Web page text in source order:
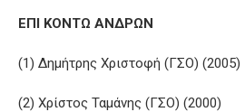
ΕΠΙ ΚΟΝΤΩ ΑΝΔΡΩΝ
(1) Δημήτρης Χριστοφή (ΓΣΟ)
(2) Χρίστος Ταμάνης (ΓΣΟ)